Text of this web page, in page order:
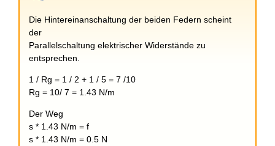
Die Hintereinanschaltung der beiden Federn scheint
der
Parallelschaltung elektrischer Widerstände zu
entsprechen.
1 / Rg = 1 / 2 + 1 / 5 = 7 /10
Rg = 10/ 7 = 1.43 N/m
Der Weg
s * 1.43 N/m = f
s * 1.43 N/m = 0.5 N